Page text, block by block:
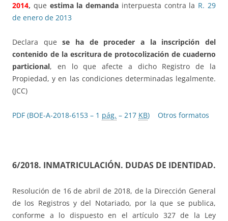
2014, que estima la demanda interpuesta contra la R. 29
de enero de 2013
Declara quese ha de proceder a la inscripción del
contenido de la escritura de protocolización de cuaderno
particional, en lo que afecte a dicho Registro de la
Propiedad, y en las condiciones determinadas legalmente.
(JCC)
PDF (BOE-A-2018-6153 – 1 pág. – 217 KB) Otros formatos
6/2018. INMATRICULACIÓN. DUDAS DE IDENTIDAD.
Resolución de 16 de abril de 2018, de la Dirección General
de los Registros y del Notariado, por la que se publica,
conforme a lo dispuesto en el artículo 327 de la Ley